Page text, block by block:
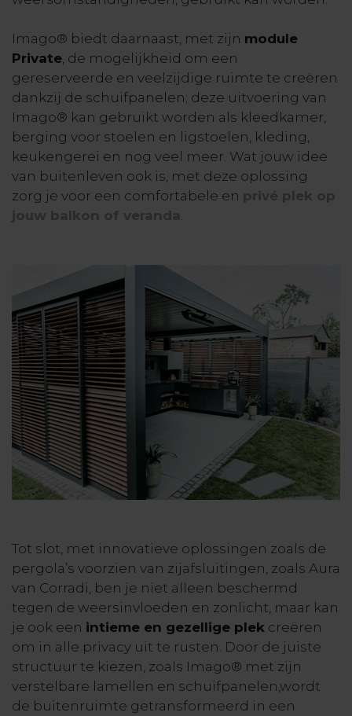
Imago® biedt daarnaast, met zijn module
Private , de mogelijkheid om een
gereserveerde en veelzijdige ruimte te creëren
dankzij de schuifpanelen; deze uitvoering van
Imago® kan gebruikt worden als kleedkamer,
berging voor stoelen en ligstoelen, kleding,
keukengerei en nog veel meer. Wat jouw idee
van buitenleven ook is, met deze oplossing
zorg je voor een comfortabele en privé plek op
jouw balkon of veranda
Tot slot, met innovatieve oplossingen zoals de
pergola’s voorzien van zijafsluitingen, zoals Aura
van Corradi, ben je niet alleen beschermd
tegen de weersinvloeden en zonlicht, maar kan
je ook een intieme en gezellige plek creëren
om in alle privacy uit te rusten. Door de juiste
structuur te kiezen, zoals Imago® met zijn
verstelbare lamellen en schuifpanelen,wordt
de buitenruimte getransformeerd in een